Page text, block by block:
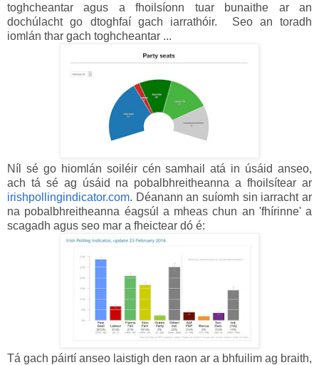
toghcheantar agus a fhoilsíonn tuar bunaithe ar an
dochúlacht go dtoghfaí gach iarrathóir. Seo an toradh
iomlán thar gach toghcheantar ...
Níl sé go hiomlán soiléir cén samhail atá in úsáid anseo,
ach tá sé ag úsáid na pobalbhreitheanna a fhoilsítear ar
irishpollingindicator.com. Déanann an suíomh sin iarracht ar
na pobalbhreitheanna éagsúl a mheas chun an 'fhírinne' a
scagadh agus seo mar a fheictear dó é:
Tá gach páirtí anseo laistigh den raon ar a bhfuilim ag braith,